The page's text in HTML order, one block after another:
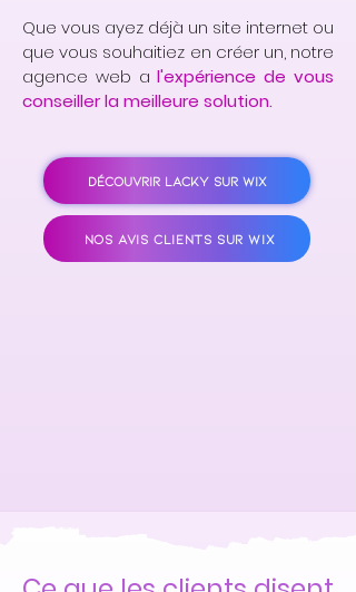
Que vous ayez déjà un site internet ou
que vous souhaitiez en créer un, notre
agence web al'expérience de vous
conseiller la meilleure solution.
DÉCOUVRIR LACKY SUR WIX
NOS AVIS CLIENTS SUR WIX